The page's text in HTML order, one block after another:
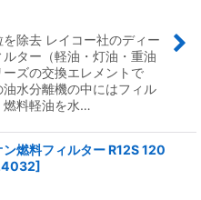
除去 レイコー社のディー
ター（軽油・灯油・重油
ズの交換エレメントで
水分離機の中にはフィル
燃料軽油を水…
燃料フィルター R12S 120
]